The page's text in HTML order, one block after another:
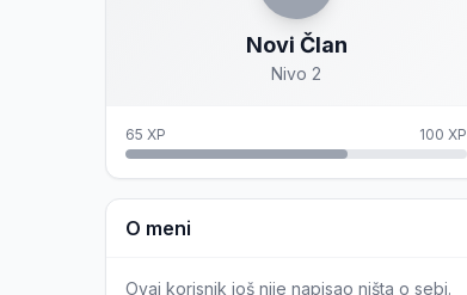
Novi Član
Nivo 2
65 XP 100 XP
O meni
Ovaj korisnik još nije napisao ništa o sebi.